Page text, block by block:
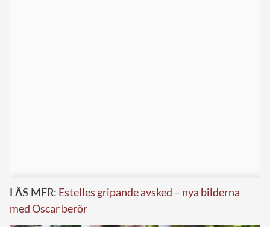
LÄS MER: Estelles gripande avsked – nya bilderna
med Oscar berör